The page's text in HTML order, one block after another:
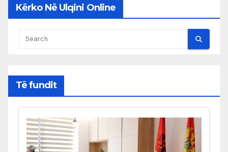
Kërko Në Ulqini Online
Të fundit